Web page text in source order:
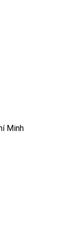
Minh